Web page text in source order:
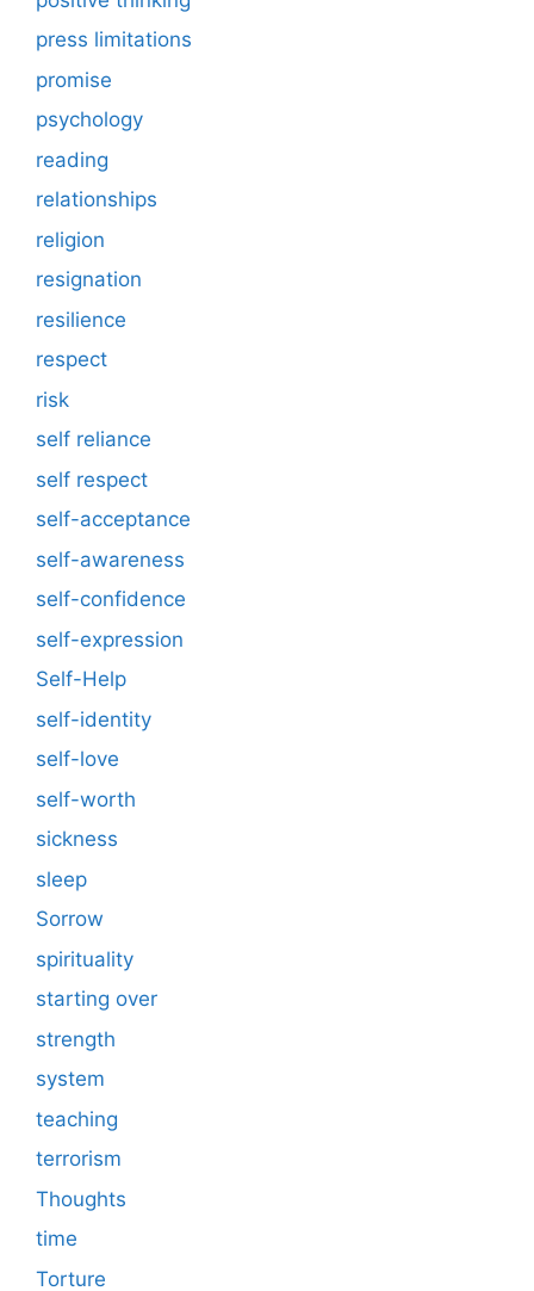
press limitations
promise
psychology
reading
relationships
religion
resignation
resilience
respect
risk
self reliance
self respect
self-acceptance
self-awareness
self-confidence
self-expression
Self-Help
self-identity
self-love
self-worth
sickness
sleep
Sorrow
spirituality
starting over
strength
system
teaching
terrorism
Thoughts
time
Torture